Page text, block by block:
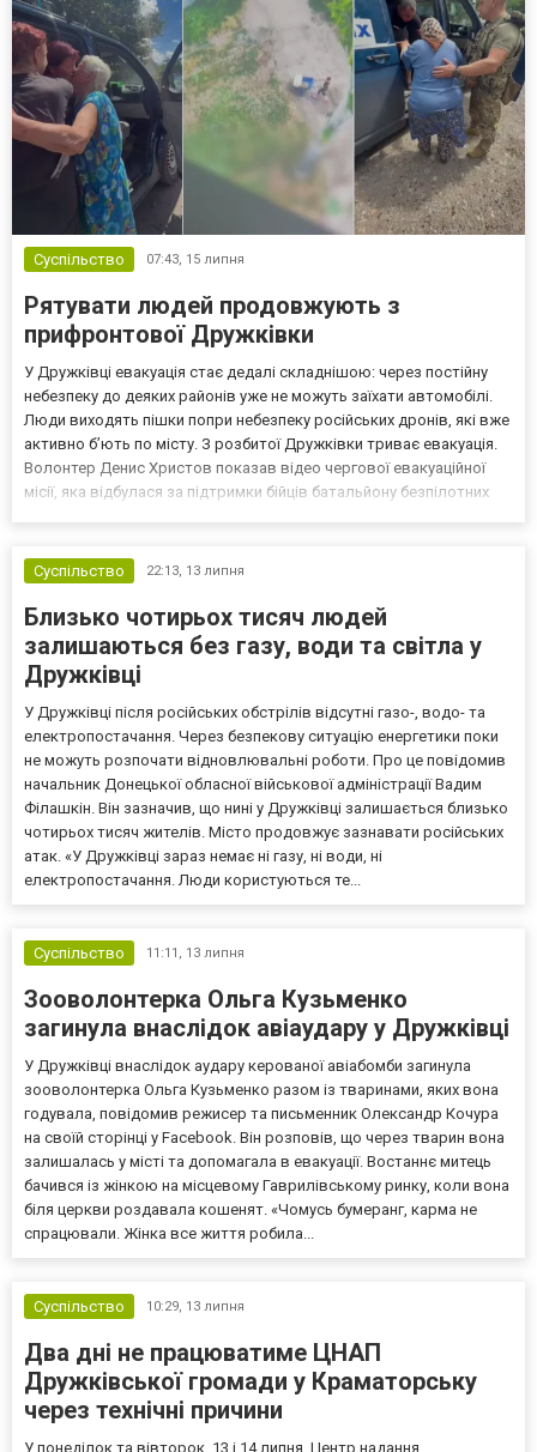
Суспільство 07:43, 15 липня
Рятувати людей продовжують з
прифронтової Дружківки
У Дружківці евакуація стає дедалі складнішою: через постійну
небезпеку до деяких районів уже не можуть заїхати автомобілі.
Люди виходять пішки попри небезпеку російських дронів, які вже
активно б’ють по місту. З розбитої Дружківки триває евакуація.
Волонтер Денис Христов показав відео чергової евакуаційної
місії, яка відбулася за підтримки бійців батальйону безпілотних
Суспільство
22:13, 13 липня
Близько чотирьох тисяч людей
залишаються без газу, води та світла у
Дружківці
У Дружківці після російських обстрілів відсутні газо-, водо- та
електропостачання. Через безпекову ситуацію енергетики поки
не можуть розпочати відновлювальні роботи. Про це повідомив
начальник Донецької обласної військової адміністрації Вадим
Філашкін. Він зазначив, що нині у Дружківці залишається близько
чотирьох тисяч жителів. Місто продовжує зазнавати російських
атак. «У Дружківці зараз немає ні газу, ні води, ні
електропостачання. Люди користуються те...
Суспільство 11:11, 13 липня
Зооволонтерка Ольга Кузьменко
загинула внаслідок авіаудару у Дружківці
У Дружківці внаслідок аудару керованої авіабомби загинула
зооволонтерка Ольга Кузьменко разом із тваринами, яких вона
годувала, повідомив режисер та письменник Олександр Кочура
на своїй сторінці у Facebook. Він розповів, що через тварин вона
залишалась у місті та допомагала в евакуації. Востаннє митець
бачився із жінкою на місцевому Гаврилівському ринку, коли вона
біля церкви роздавала кошенят. «Чомусь бумеранг, карма не
спрацювали. Жінка все життя робила...
Суспільство 10:29, 13 липня
Два дні не працюватиме ЦНАП
Дружківської громади у Краматорську
через технічні причини
У понеділок та вівторок, 13 і 14 липня, Центр надання